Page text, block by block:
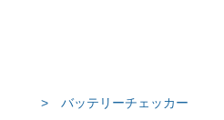
> バッテリーチェッカー